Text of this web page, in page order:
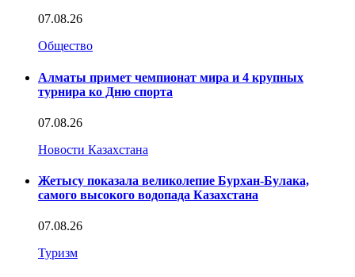
07.08.26
Общество
Алматы примет чемпионат мира и 4 крупных
турнира ко Дню спорта
07.08.26
Новости Казахстана
Жетысу показала великолепие Бурхан-Булака,
самого высокого водопада Казахстана
07.08.26
Туризм